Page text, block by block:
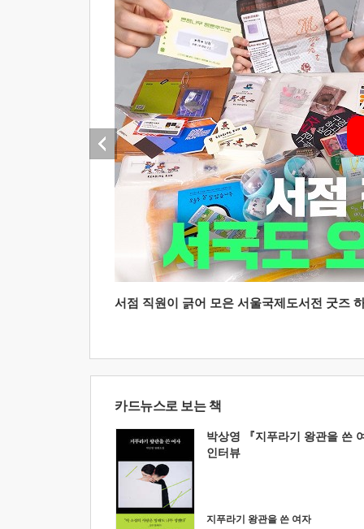
서점 직원이 긁어 모은 서울국제도서전 굿즈
카드뉴스로 보는 책
박상영 『지푸라기 왕관을 쓴
인터뷰
지푸라기 왕관을 쓴 여자